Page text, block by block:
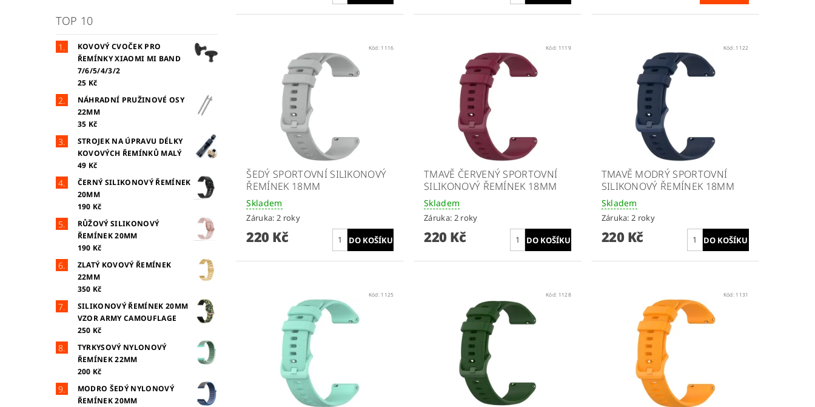
TOP 10
KOVOVÝ CVOČEK PRO
ŘEMÍNKY XIAOMI MI BAND
7/6/5/4/3/2
25 Kč
NÁHRADNÍ PRUŽINOVÉ OSY
22MM
35 Kč
STROJEK NA ÚPRAVU DÉLKY
KOVOVÝCH ŘEMÍNKŮ MALÝ
49 Kč
ČERNÝ SILIKONOVÝ ŘEMÍNEK
20MM
190 Kč
RŮŽOVÝ SILIKONOVÝ
ŘEMÍNEK 20MM
190 Kč
ZLATÝ KOVOVÝ ŘEMÍNEK
22MM
350 Kč
SILIKONOVÝ ŘEMÍNEK 20MM
VZOR ARMY CAMOUFLAGE
250 Kč
TYRKYSOVÝ NYLONOVÝ
ŘEMÍNEK 22MM
200 Kč
MODRO ŠEDÝ NYLONOVÝ
ŘEMÍNEK 20MM
Kód: 1116
ŠEDÝ SPORTOVNÍ SILIKONOVÝ
ŘEMÍNEK 18MM
Skladem
Záruka: 2 roky
220 Kč
Kód: 1119
TMAVĚ ČERVENÝ SPORTOVNÍ
SILIKONOVÝ ŘEMÍNEK 18MM
Skladem
Záruka: 2 roky
220 Kč
Kód: 1122
TMAVĚ MODRÝ SPORTOVNÍ
SILIKONOVÝ ŘEMÍNEK 18MM
Skladem
Záruka: 2 roky
220 Kč
Kód: 1125 Kód: 1128 Kód: 1131